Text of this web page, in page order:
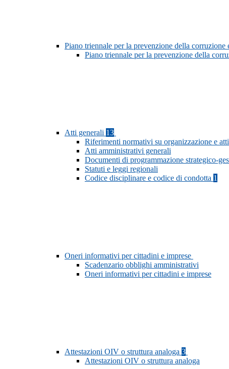
Piano triennale per la prevenzione della corruzione
Piano triennale per la prevenzione della
Atti generali 13
Riferimenti normativi su organizzazione e
Atti amministrativi generali
Documenti di programmazione strategico-
Statuti e leggi regionali
Codice disciplinare e codice di condotta 1
Oneri informativi per cittadini e imprese
Scadenzario obblighi amministrativi
Oneri informativi per cittadini e imprese
Attestazioni OIV o struttura analoga 3
Attestazioni OIV o struttura analoga